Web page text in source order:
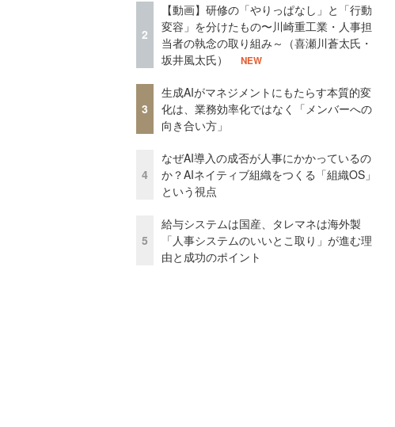
2
【動画】研修の「やりっぱなし」と「行動
変容」を分けたもの〜川崎重工業・人事担
当者の執念の取り組み～（喜瀬川蒼太氏・
坂井風太氏）
NEW
3
生成AIがマネジメントにもたらす本質的変
化は、業務効率化ではなく「メンバーへの
向き合い方」
4
なぜAI導入の成否が人事にかかっているの
か？AIネイティブ組織をつくる「組織OS」
という視点
5
給与システムは国産、タレマネは海外製
「人事システムのいいとこ取り」が進む理
由と成功のポイント